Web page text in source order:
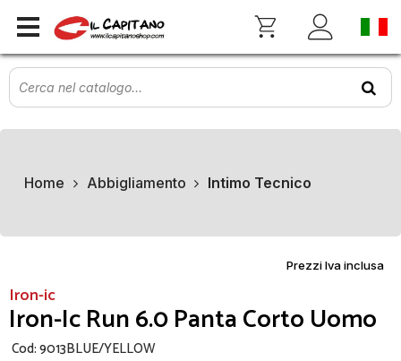
Home Abbigliamento Intimo Tecnico
Prezzi Iva inclusa
Iron-ic
Iron-Ic Run 6.0 Panta Corto Uomo
Cod:9013BLUE/YELLOW